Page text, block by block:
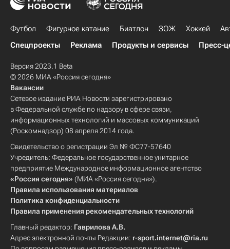
Футбол Фигурное катание Биатлон ЗОЖ Хоккей
Спецпроекты
Реклама Продукты и сервисы Пресс-
Версия 2023.1 Beta
© 2026 МИА «Россия сегодня»
Вакансии
Сетевое издание РИА Новости зарегистрировано
в Федеральной службе по надзору в сфере связи,
информационных технологий и массовых коммуникаций
(Роскомнадзор) 08 апреля 2014 года.
Свидетельство о регистрации Эл № ФС77-57640
Учредитель: Федеральное государственное унитарное
предприятие Международное информационное агентство
«Россия сегодня» (МИА «Россия сегодня»).
Правила использования материалов
Политика конфиденциальности
Правила применения рекомендательных технологий
Главный редактор: Гаврилова А.В.
Адрес электронной почты Редакции: r-sport.internet@ria.ru